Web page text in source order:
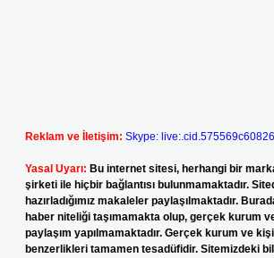
Reklam ve İletişim: Skype:
Yasal Uyarı: Bu internet sitesi, herhangi bir
şirketi ile hiçbir bağlantısı bulunmamaktadır.
hazırladığımız makaleler paylaşılmaktadır.
haber niteliği taşımamakta olup, gerçek kurum
paylaşım yapılmamaktadır. Gerçek kurum ve
benzerlikleri tamamen tesadüfidir. Sitemizdeki